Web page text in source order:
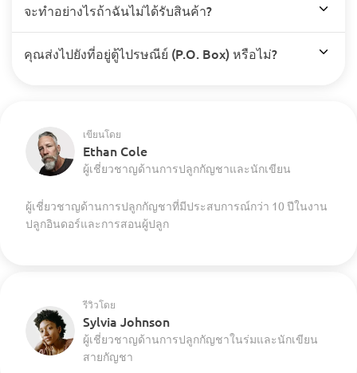
จะทำอย่างไรถ้าฉันไม่ได้รับสินค้า?
คุณส่งไปยังที่อยู่ตู้ไปรษณีย์ (P.O. Box) หรือไม่?
เขียนโดย
Ethan Cole
ผู้เชี่ยวชาญด้านการปลูกกัญชาและนักเขียน
ผู้เชี่ยวชาญด้านการปลูกกัญชาที่มีประสบการณ์กว่า 10 ปีในงาน
ปลูกอินดอร์และการสอนผู้ปลูก
รีวิวโดย
Sylvia Johnson
ผู้เชี่ยวชาญด้านการปลูกกัญชาในร่มและนักเขียน
สายกัญชา